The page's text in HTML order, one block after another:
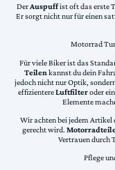
DerAuspuffist oft das erste
Er sorgt nicht nur für einen
Motorrad
Für viele Biker ist das
Teilen kannst du dein
jedoch nicht nur Optik,
effizientereLuftfilteroder
Elemente
Wir achten bei jedem Artikel
gerecht wird.
Vertrauen durch
Pflege